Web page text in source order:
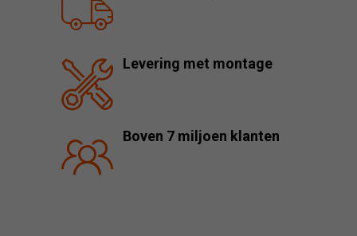
Levering met montage
Boven 7 miljoen klanten